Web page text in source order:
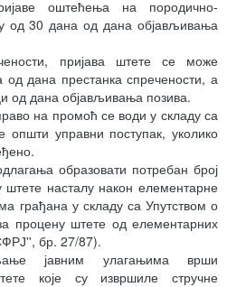
оштећења на породично-
од 30 дана од дана објављивања
пријава штете се може
дана престанка спречености, а
од дана објављивања позива.
на промоћ се води у складу са
општи управни поступак, уколико
образовати потребан број
штете насталу након елементарне
грађана у складу са Упутством о
за процену штете од елементарних
бр. 27/87).
јавним улагањима врши
које су извршиле стручне